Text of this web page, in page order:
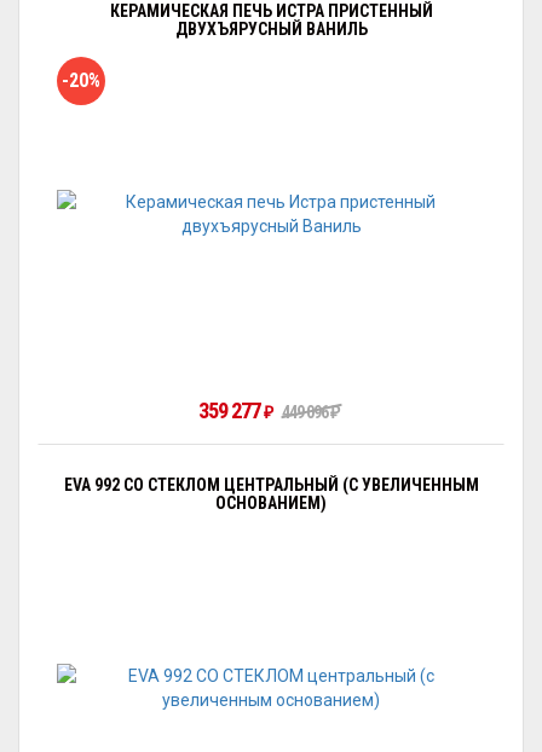
КЕРАМИЧЕСКАЯ ПЕЧЬ ИСТРА ПРИСТЕННЫЙ
ДВУХЪЯРУСНЫЙ ВАНИЛЬ
-20%
359 277₽ 449 096₽
EVA 992 СО СТЕКЛОМ ЦЕНТРАЛЬНЫЙ (С УВЕЛИЧЕННЫМ
ОСНОВАНИЕМ)